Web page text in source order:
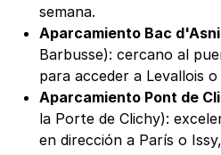
semana.
Aparcamiento Bac
Barbusse): cercano al
para acceder a Levallois
Aparcamiento Pont de
la Porte de Clichy):
en dirección a París o